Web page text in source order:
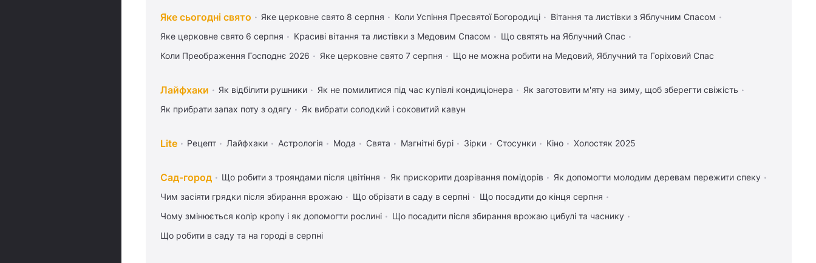
Яке сьогодні свято Яке церковне свято 8 серпня Коли Успіння Пресвятої Богородиці
Вітання та листівки з Яблучним Спасом
Яке церковне свято 6 серпня
Красиві вітання та листівки з Медовим Спасом
Що святять на Яблучний Спас
Коли Преображення Господнє 2026
Яке церковне свято 7 серпня Що не можна робити на Медовий, Яблучний та Горіховий Спас
Лайфхаки Як відбілити рушники Як не помилитися під час купівлі кондиціонера
Як заготовити м'яту на зиму, щоб зберегти свіжість
Як прибрати запах поту з одягу
Як вибрати солодкий і соковитий кавун
Lite Рецепт Лайфхаки Астрологія Мода Свята Магнітні бурі Зірки Стосунки Кіно Холостяк 2025
Сад-город Що робити з трояндами після цвітіння Як прискорити дозрівання помідорів
Як допомогти молодим деревам пережити спеку
Чим засіяти грядки після збирання врожаю
Що обрізати в саду в серпні
Що посадити до кінця серпня
Чому змінюється колір кропу і як допомогти рослині
Що посадити після збирання врожаю цибулі та часнику
Що робити в саду та на городі в серпні